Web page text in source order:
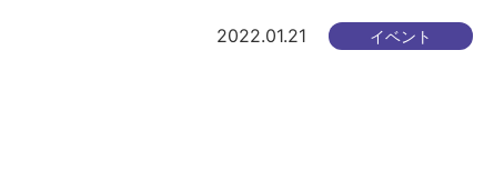
2022.01.21 イベント